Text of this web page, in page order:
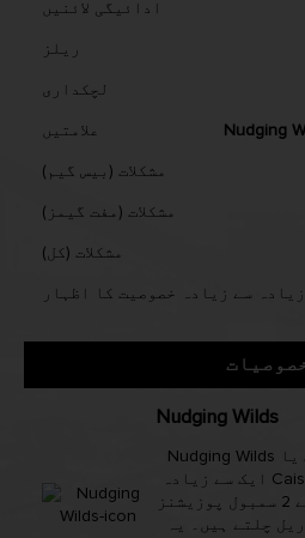
ادائیگی لائنیں
ریلز
لچکداری
علامتیں Nudging
مشکلات (بیس گیم)
مشکلات (مفت گیمز)
مشکلات (کل)
زیادہ سے زیادہ خصوصیت کا اظہار
Nudging Wilds
Nudging Wilds اس وقت چلتا ہے جب ایک یا
ایک سے زیادہ Caishen سمبولز ایک یا ایک
سے زیادہ ریل کے اوپر کے 2 سمبول پوزیشنز
چلتے ہیں۔ یہ